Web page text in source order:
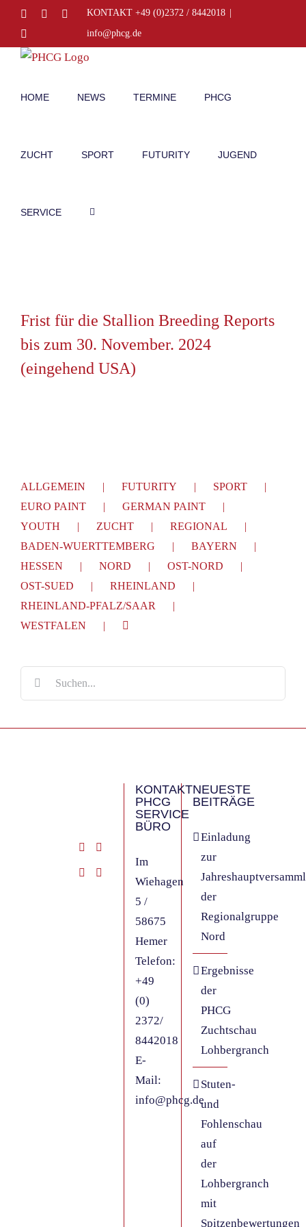
Inhalt
springen
FacebookInstagramKONTAKT +49 (0)2372 / 8442018
info@phcg.de
HOME NEWS TERMINE PHCG
ZUCHT SPORT FUTURITY JUGEND
SERVICE
Frist für die Stallion Breeding Reports
bis zum 30. November. 2024
(eingehend USA)
ALLGEMEIN FUTURITY
SPORT
EURO PAINT
GERMAN PAINT
YOUTH
ZUCHT
REGIONAL
BADEN-WUERTTEMBERG
BAYERN
HESSEN
NORD
OST-NORD
OST-SUED
RHEINLAND
RHEINLAND-PFALZ/SAAR
WESTFALEN
Suche
nach:
KONTAKT
PHCG
SERVICE
BÜRO
Im
Wiehagen
5 /
58675
Hemer
Telefon:
+49
(0)
2372/
8442018
E-
Mail:
info@phcg.de
NEUESTE
BEITRÄGE
Einladung
zur
der
Regionalgruppe
Nord
Ergebnisse
der
PHCG
Zuchtschau
Lohbergranch
Stuten-
und
Fohlenschau
auf
der
Lohbergranch
mit
Spitzenbewertungen